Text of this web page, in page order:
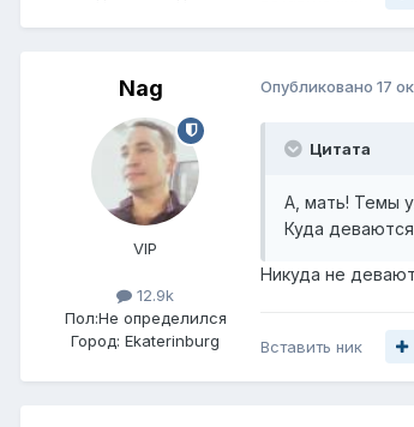
Nag
VIP
12.9k
Пол:Не определился
Город: Ekaterinburg
Опубликовано 17
Цитата
А, мать! Темы
Куда
Никуда не
Вставить ник